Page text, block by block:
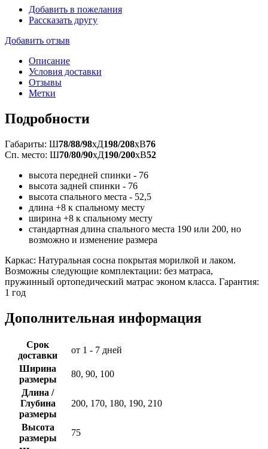
Добавить в пожелания
Рассказать другу
Добавить отзыв
Описание
Условия доставки
Отзывы
Метки
Подробности
Габариты: Ш78/88/98xД198/208xВ76
Сп. место: Ш70/80/90xД190/200xВ52
высота передней спинки - 76
высота задней спинки - 76
высота спального места - 52,5
длина +8 к спальному месту
ширина +8 к спальному месту
стандартная длина спального места 190 или 200, но
возможно и изменение размера
Каркас: Натуральная сосна покрытая морилкой и лаком.
Возможны следующие комплектации: без матраса,
пружинный ортопедический матрас эконом класса. Гарантия:
1 год
Дополнительная информация
Срок
доставки
от 1 - 7 дней
Ширина
размеры
80, 90, 100
Длина /
Глубина
размеры
200, 170, 180, 190, 210
Высота
размеры
75